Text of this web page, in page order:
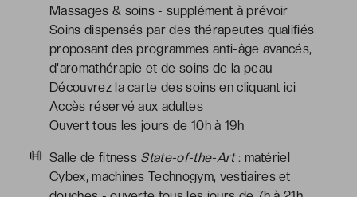
Massages & soins - supplément à prévoir
Soins dispensés par des thérapeutes qualifiés
proposant des programmes anti-âge avancés,
d'aromathérapie et de soins de la peau
Découvrez la carte des soins en cliquantici
Accès réservé aux adultes
Ouvert tous les jours de 10h à 19h
Salle de fitness State-of-the-Art: matériel
Cybex, machines Technogym, vestiaires et